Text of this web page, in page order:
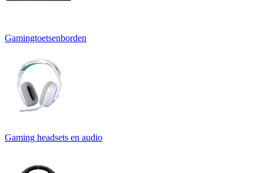
Gamingtoetsenborden
Gaming headsets en audio